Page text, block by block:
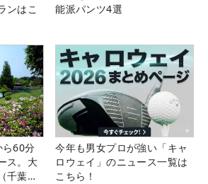
ンはこ
能派パンツ4選
ら60分
ス。大
千葉
今年も男女プロが強い「キャ
ロウェイ」のニュース一覧は
こちら！